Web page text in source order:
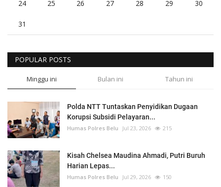
24 25 26 27 28 29 30
31
POPULAR POSTS
Minggu ini Bulan ini Tahun ini
Polda NTT Tuntaskan Penyidikan Dugaan
Korupsi Subsidi Pelayaran...
Humas Polres Belu Jul 23, 2026 215
Kisah Chelsea Maudina Ahmadi, Putri Buruh
Harian Lepas...
Humas Polres Belu Jul 29, 2026 150